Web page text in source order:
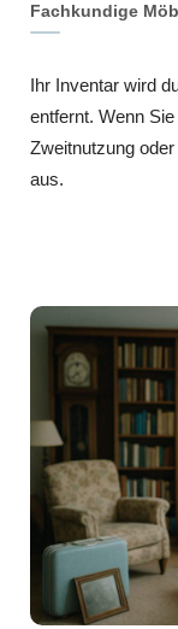
Fachkundige
Ihr Inventar wird
entfernt. Wenn
Zweitnutzung
aus.